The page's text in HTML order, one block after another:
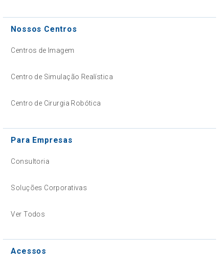
Nossos Centros
Centros de Imagem
Centro de Simulação Realística
Centro de Cirurgia Robótica
Para Empresas
Consultoria
Soluções Corporativas
Ver Todos
Acessos